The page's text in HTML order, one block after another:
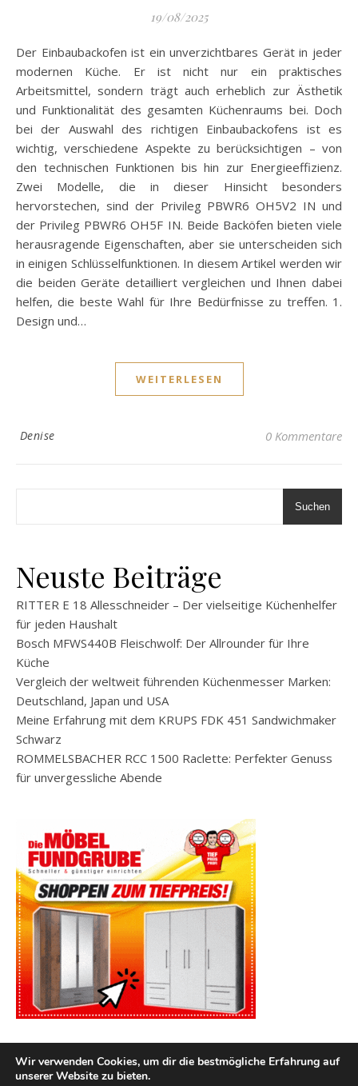
19/08/2025
Der Einbaubackofen ist ein unverzichtbares Gerät in jeder
modernen Küche. Er ist nicht nur ein praktisches
Arbeitsmittel, sondern trägt auch erheblich zur Ästhetik
und Funktionalität des gesamten Küchenraums bei. Doch
bei der Auswahl des richtigen Einbaubackofens ist es
wichtig, verschiedene Aspekte zu berücksichtigen – von
den technischen Funktionen bis hin zur Energieeffizienz.
Zwei Modelle, die in dieser Hinsicht besonders
hervorstechen, sind der Privileg PBWR6 OH5V2 IN und
der Privileg PBWR6 OH5F IN. Beide Backöfen bieten viele
herausragende Eigenschaften, aber sie unterscheiden sich
in einigen Schlüsselfunktionen. In diesem Artikel werden wir
die beiden Geräte detailliert vergleichen und Ihnen dabei
helfen, die beste Wahl für Ihre Bedürfnisse zu treffen. 1.
Design und…
WEITERLESEN
Denise 0 Kommentare
Suchen
Neuste Beiträge
RITTER E 18 Allesschneider – Der vielseitige Küchenhelfer
für jeden Haushalt
Bosch MFWS440B Fleischwolf: Der Allrounder für Ihre
Küche
Vergleich der weltweit führenden Küchenmesser Marken:
Deutschland, Japan und USA
Meine Erfahrung mit dem KRUPS FDK 451 Sandwichmaker
Schwarz
ROMMELSBACHER RCC 1500 Raclette: Perfekter Genuss
für unvergessliche Abende
Wir verwenden Cookies, um dir die bestmögliche Erfahrung auf
unserer Website zu bieten.